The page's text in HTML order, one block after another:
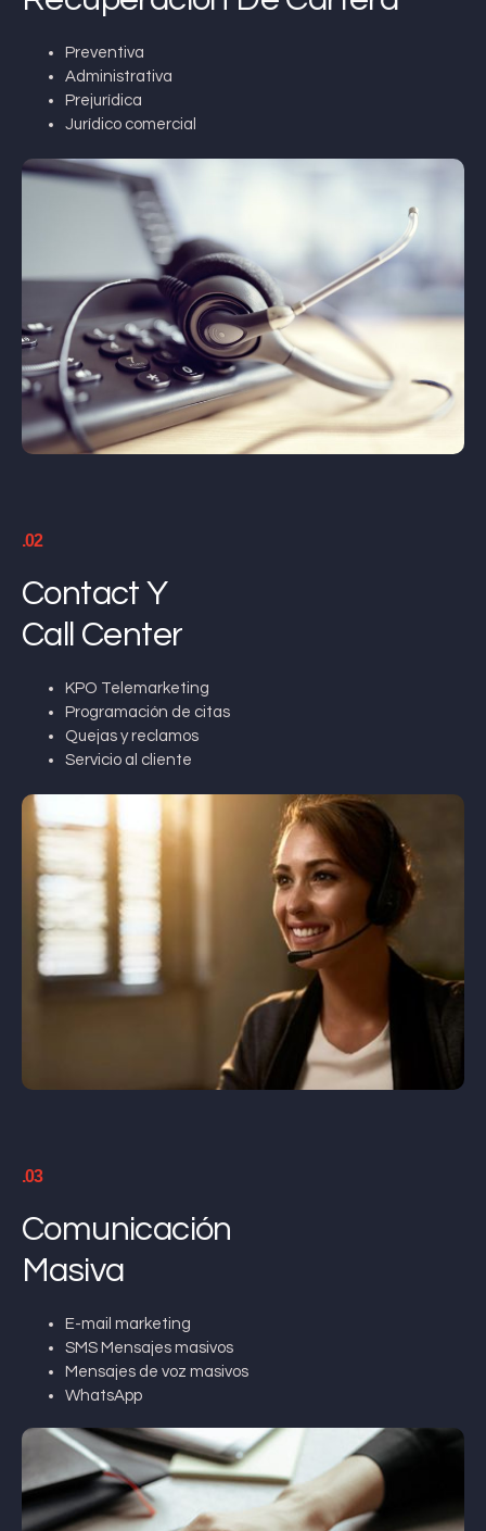
Preventiva
Administrativa
Prejurídica
Jurídico comercial
.02
Contact Y
Call Center
KPO Telemarketing
Programación de citas
Quejas y reclamos
Servicio al cliente
.03
Comunicación
Masiva
E-mail marketing
SMS Mensajes masivos
Mensajes de voz masivos
WhatsApp